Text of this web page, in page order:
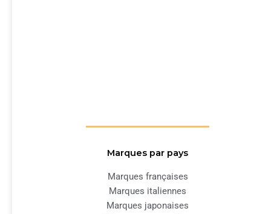
Marques par pays
Marques françaises
Marques italiennes
Marques japonaises